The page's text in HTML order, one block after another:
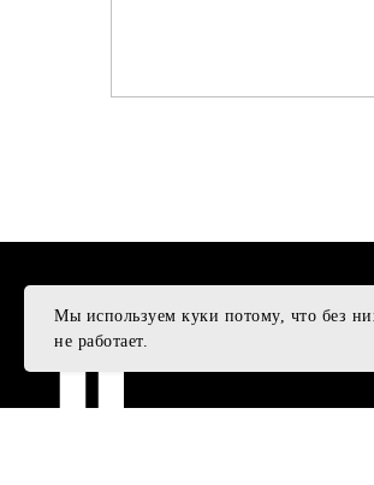
Мы используем куки потому, что без
не работает.